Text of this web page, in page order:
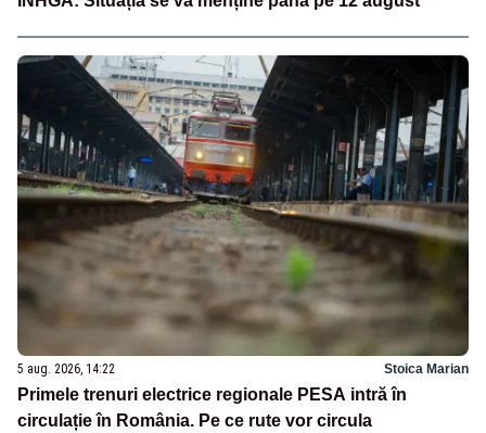
5 aug. 2026, 14:22 Stoica Marian
Primele trenuri electrice regionale PESA intră în
circulație în România. Pe ce rute vor circula